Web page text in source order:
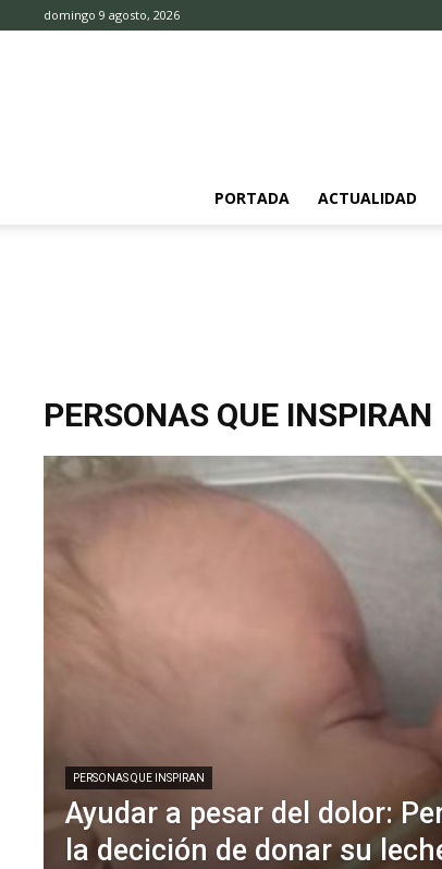
domingo 9 agosto, 2026
PORTADA ACTUALIDAD
PERSONAS QUE INSPIRAN
PERSONAS QUE INSPIRAN
Ayudar a pesar del dolor:
la decición de donar su